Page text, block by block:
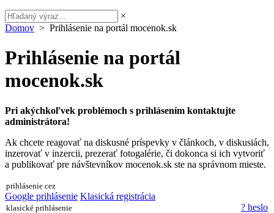
×
Domov > Prihlásenie na portál mocenok.sk
Prihlásenie na portál
mocenok.sk
Pri akýchkoľvek problémoch s prihlásením kontaktujte
administrátora!
Ak chcete reagovať na diskusné príspevky v článkoch, v diskusiách,
inzerovať v inzercii, prezerať fotogalérie, či dokonca si ich vytvoriť
a publikovať pre návštevníkov mocenok.sk ste na správnom mieste.
prihlásenie cez
Google prihlásenie Klasická registrácia
klasické prihlásenie ? heslo